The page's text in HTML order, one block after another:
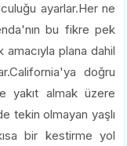
ayarlar.Her ne
bu fikre pek
amacıyla plana dahil
doğru
yakıt almak üzere
tekin olmayan yaşlı
bir kestirme yol